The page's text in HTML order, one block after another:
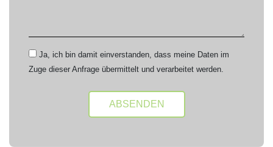
Ja, ich bin damit einverstanden, dass meine Daten im
Zuge dieser Anfrage übermittelt und verarbeitet werden.